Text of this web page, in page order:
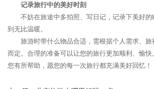
记录旅行中的美好时刻
不妨在旅途中多拍照、写日记，记录下美好
到无比温暖。
旅游时带什么物品合适，需根据个人需求、
而定。合理的准备可以让您的旅行更加顺利、愉
您有所帮助，愿您的每一次旅行都充满美好回忆！